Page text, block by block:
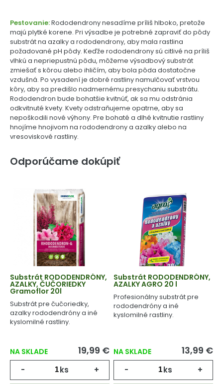
Pestovanie:Rododendrony nesadíme príliš hlboko, pretože
majú plytké korene. Pri výsadbe je potrebné zapraviť do pôdy
substrát na azalky a rododendrony, aby mala rastlina
požadované pH pôdy. Keďže rododendrony sú citlivé na príliš
vlhkú a nepriepustnú pôdu, môžeme výsadbový substrát
zmiešať s kôrou alebo ihličím, aby bola pôda dostatočne
vzdušná. Po vysadení je dobré rastliny namulčovať vrstvou
kôry, aby sa predišlo nadmernému presychaniu substrátu.
Rododendron bude bohatšie kvitnúť, ak sa mu odstránia
odkvitnuté kvety. Kvety odstraňujeme opatrne, aby sa
nepoškodili nové výhony. Pre bohaté a dlhé kvitnutie rastliny
hnojíme hnojivom na rododendrony a azalky alebo na
vresoviskové rastliny.
Odporúčame dokúpiť
Substrát RODODENDRÓNY,
AZALKY, ČUČORIEDKY
Gramoflor 20l
Substrát pre čučoriedky,
azalky rododendróny a iné
kyslomilné rastliny.
NA SKLADE 19,99 €
- ks +
Substrát RODODENDRÓNY,
AZALKY AGRO 20 l
Profesionálny substrát pre
rododendróny a iné
kyslomilné rastliny.
NA SKLADE 13,99 €
- ks +